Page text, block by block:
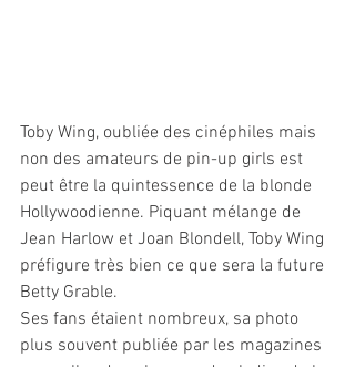
Toby Wing, oubliée des cinéphiles mais
non des amateurs de pin-up girls est
peut être la quintessence de la blonde
Hollywoodienne. Piquant mélange de
Jean Harlow et Joan Blondell, Toby Wing
préfigure très bien ce que sera la future
Betty Grable.
Ses fans étaient nombreux, sa photo
plus souvent publiée par les magazines